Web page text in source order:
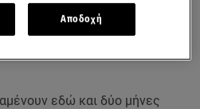
εδώ και δύο μήνες
Αποδοχή